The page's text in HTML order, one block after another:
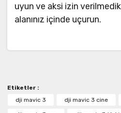
uyun ve aksi izin
alanınız içinde uçurun.
Ürün resmi kalitesiz, bozuk
Özellikler
Mavic 3 Sine: 899 g
Etiketler :
dji mavic 3
dji mavic 3 cine